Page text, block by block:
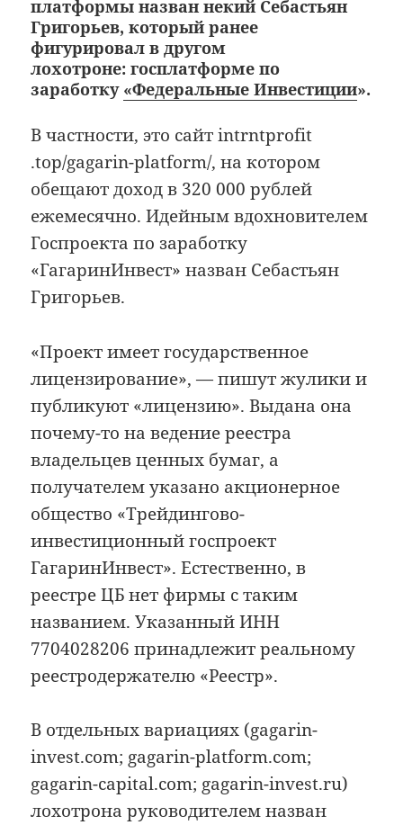
платформы назван некий Себастьян
Григорьев, который ранее
фигурировал в другом
лохотроне: госплатформе по
заработку «Федеральные Инвестиции».
В частности, это сайт intrntprofit
.top/gagarin-platform/, на котором
обещают доход в 320 000 рублей
ежемесячно. Идейным вдохновителем
Госпроекта по заработку
«ГагаринИнвест» назван Себастьян
Григорьев.
«Проект имеет государственное
лицензирование», — пишут жулики и
публикуют «лицензию». Выдана она
почему-то на ведение реестра
владельцев ценных бумаг, а
получателем указано акционерное
общество «Трейдингово-
инвестиционный госпроект
ГагаринИнвест». Естественно, в
реестре ЦБ нет фирмы с таким
названием. Указанный ИНН
7704028206 принадлежит реальному
реестродержателю «Реестр».
В отдельных вариациях (gagarin-
invest.com; gagarin-platform.com;
gagarin-capital.com; gagarin-invest.ru)
лохотрона руководителем назван